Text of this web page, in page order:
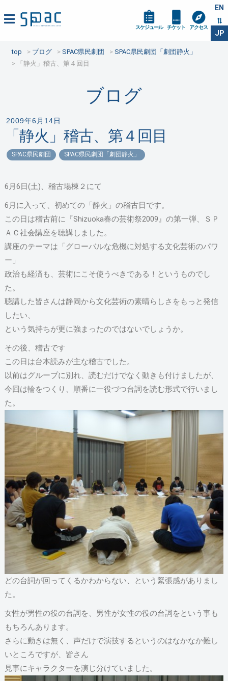
EN
JP
スケジュール チケット アクセス
top ブログ SPAC県民劇団
SPAC県民劇団「劇団静火」
「静火」稽古、第４回目
ブログ
2009年6月14日
「静火」稽古、第４回目
SPAC県民劇団 SPAC県民劇団「劇団静火」
6月6日(土)、稽古場棟２にて
6月に入って、初めての「静火」の稽古日です。
この日は稽古前に『Shizuoka春の芸術祭2009』の第一弾、ＳＰ
ＡＣ社会講座を聴講しました。
講座のテーマは「グローバルな危機に対処する文化芸術のパワ
ー」
政治も経済も、芸術にこそ使うべきである！というものでし
た。
聴講した皆さんは静岡から文化芸術の素晴らしさをもっと発信
したい、
という気持ちが更に強まったのではないでしょうか。
その後、稽古です
この日は台本読みが主な稽古でした。
以前はグループに別れ、読むだけでなく動きも付けましたが、
今回は輪をつくり、順番に一役づつ台詞を読む形式で行いまし
た。
どの台詞が回ってくるかわからない、という緊張感がありまし
た。
女性が男性の役の台詞を、男性が女性の役の台詞をという事も
もちろんあります。
さらに動きは無く、声だけで演技するというのはなかなか難し
いところですが、皆さん
見事にキャラクターを演じ分けていました。